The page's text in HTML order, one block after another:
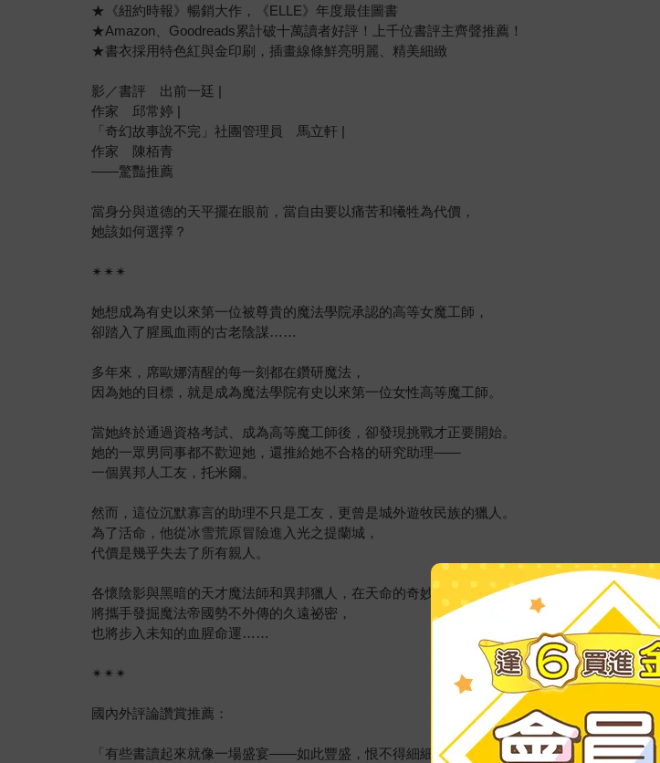
★《紐約時報》暢銷大作，《ELLE》年度最佳圖書
★Amazon、Goodreads累計破十萬讀者好評！上千位書評主齊聲推薦！
★書衣採用特色紅與金印刷，插畫線條鮮亮明麗、精美細緻
影／書評 出前一廷 |
作家 邱常婷 |
「奇幻故事說不完」社團管理員 馬立軒 |
作家 陳栢青
——驚豔推薦
當身分與道德的天平擺在眼前，當自由要以痛苦和犧牲為代價，
她該如何選擇？
✴✴✴
她想成為有史以來第一位被尊貴的魔法學院承認的高等女魔工師，
卻踏入了腥風血雨的古老陰謀……
多年來，席歐娜清醒的每一刻都在鑽研魔法，
因為她的目標，就是成為魔法學院有史以來第一位女性高等魔工師。
當她終於通過資格考試、成為高等魔工師後，卻發現挑戰才正要開始。
她的一眾男同事都不歡迎她，還推給她不合格的研究助理——
一個異邦人工友，托米爾。
然而，這位沉默寡言的助理不只是工友，更曾是城外遊牧民族的獵人。
為了活命，他從冰雪荒原冒險進入光之提蘭城，
代價是幾乎失去了所有親人。
各懷陰影與黑暗的天才魔法師和異邦獵人，在天命的奇妙安排下相遇，
將攜手發掘魔法帝國勢不外傳的久遠祕密，
也將步入未知的血腥命運……
✴✴✴
國內外評論讚賞推薦：
「有些書讀起來就像一場盛宴——如此豐盛，恨不得細細品味每一口美味，卻又忍不住狼吞